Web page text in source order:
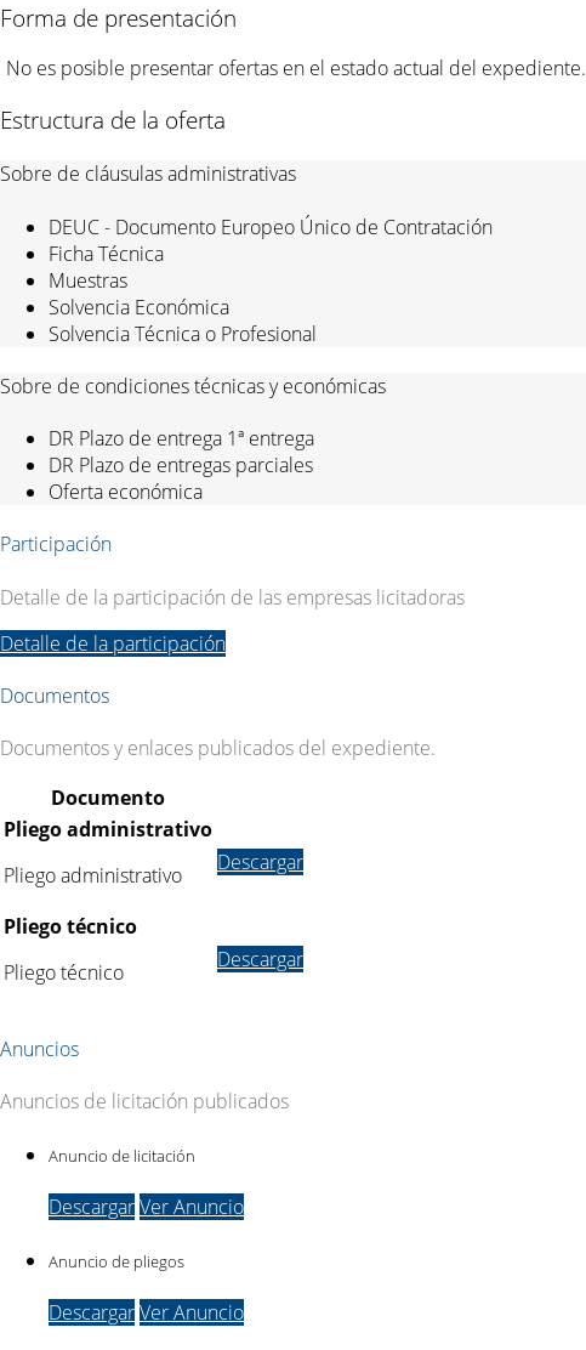
Forma de presentación
No es posible presentar ofertas en el estado actual del expediente.
Estructura de la oferta
Sobre de cláusulas administrativas
DEUC - Documento Europeo Único de Contratación
Ficha Técnica
Muestras
Solvencia Económica
Solvencia Técnica o Profesional
Sobre de condiciones técnicas y económicas
DR Plazo de entrega 1ª entrega
DR Plazo de entregas parciales
Oferta económica
Participación
Detalle de la participación de las empresas licitadoras
Detalle de la participación
Documentos
Documentos y enlaces publicados del expediente.
Documento
Pliego administrativo
Pliego administrativo
Descargar
Pliego técnico
Pliego técnico
Descargar
Anuncios
Anuncios de licitación publicados
Anuncio de licitación
DescargarVer Anuncio
Anuncio de pliegos
DescargarVer Anuncio